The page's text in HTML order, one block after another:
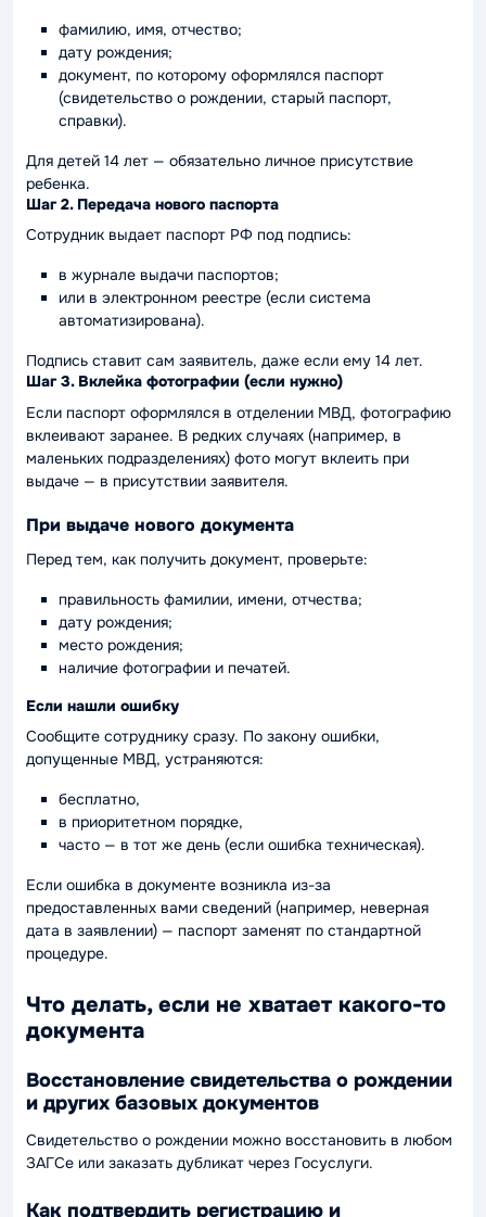
фамилию, имя, отчество;
дату рождения;
документ, по которому оформлялся паспорт
(свидетельство о рождении, старый паспорт,
справки).
Для детей 14 лет — обязательно личное присутствие
ребенка.
Шаг 2. Передача нового паспорта
Сотрудник выдает паспорт РФ под подпись:
в журнале выдачи паспортов;
или в электронном реестре (если система
автоматизирована).
Подпись ставит сам заявитель, даже если ему 14 лет.
Шаг 3. Вклейка фотографии (если нужно)
Если паспорт оформлялся в отделении МВД, фотографию
вклеивают заранее. В редких случаях (например, в
маленьких подразделениях) фото могут вклеить при
выдаче — в присутствии заявителя.
При выдаче нового документа
Перед тем, как получить документ, проверьте:
правильность фамилии, имени, отчества;
дату рождения;
место рождения;
наличие фотографии и печатей.
Если нашли ошибку
Сообщите сотруднику сразу. По закону ошибки,
допущенные МВД, устраняются:
бесплатно,
в приоритетном порядке,
часто — в тот же день (если ошибка техническая).
Если ошибка в документе возникла из-за
предоставленных вами сведений (например, неверная
дата в заявлении) — паспорт заменят по стандартной
процедуре.
Что делать, если не хватает какого-то
документа
Восстановление свидетельства о рождении
и других базовых документов
Свидетельство о рождении можно восстановить в любом
ЗАГСе или заказать дубликат через Госуслуги.
Как подтвердить регистрацию и